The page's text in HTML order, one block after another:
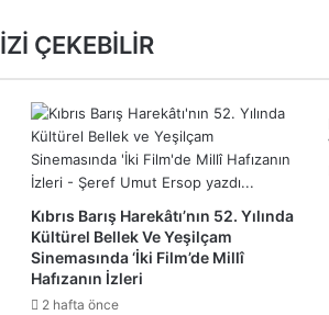
ÇEKEBİLİR
Kıbrıs Barış Harekâtı’nın 52. Yılında
Kültürel Bellek Ve Yeşilçam
Sinemasında ‘İki Film’de Millî
Hafızanın İzleri
2 hafta önce